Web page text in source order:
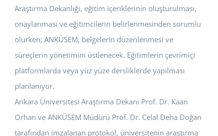
Araştırma Dekanlığı, eğitim içeriklerinin oluşturulması,
onaylanması ve eğitimcilerin belirlenmesinden sorumlu
olurken; ANKÜSEM, belgelerin düzenlenmesi ve
süreçlerin yönetimini üstlenecek. Eğitimlerin çevrimiçi
platformlarda veya yüz yüze dersliklerde yapılması
planlanıyor.
Ankara Üniversitesi Araştırma Dekanı Prof. Dr. Kaan
Orhan ve ANKÜSEM Müdürü Prof. Dr. Celal Deha Doğan
tarafından imzalanan protokol, üniversitenin araştırma